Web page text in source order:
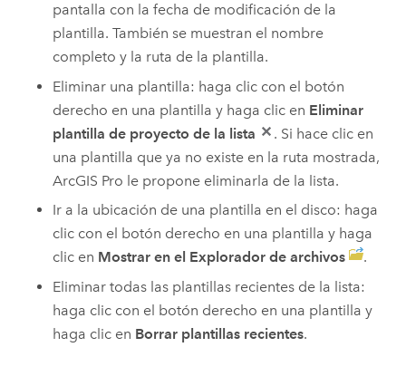
pantalla con la fecha de modificación de la
plantilla. También se muestran el nombre
completo y la ruta de la plantilla.
Eliminar una plantilla: haga clic con el botón
derecho en una plantilla y haga clic en Eliminar
plantilla de proyecto de la lista
. Si hace clic en
una plantilla que ya no existe en la ruta mostrada,
ArcGIS Pro le propone eliminarla de la lista.
Ir a la ubicación de una plantilla en el disco: haga
clic con el botón derecho en una plantilla y haga
clic en Mostrar en el Explorador de archivos
.
Eliminar todas las plantillas recientes de la lista:
haga clic con el botón derecho en una plantilla y
haga clic en Borrar plantillas recientes.